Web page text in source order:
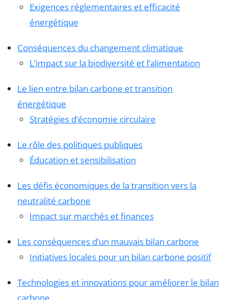
Exigences réglementaires et efficacité
énergétique
Conséquences du changement climatique
L’impact sur la biodiversité et l’alimentation
Le lien entre bilan carbone et transition
énergétique
Stratégies d’économie circulaire
Le rôle des politiques publiques
Éducation et sensibilisation
Les défis économiques de la transition vers la
neutralité carbone
Impact sur marchés et finances
Les conséquences d’un mauvais bilan carbone
Initiatives locales pour un bilan carbone positif
Technologies et innovations pour améliorer le bilan
carbone